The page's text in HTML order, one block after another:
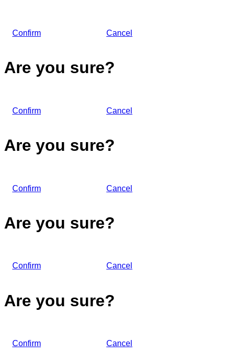
Confirm Cancel
Are you sure?
Confirm Cancel
Are you sure?
Confirm Cancel
Are you sure?
Confirm Cancel
Are you sure?
Confirm Cancel